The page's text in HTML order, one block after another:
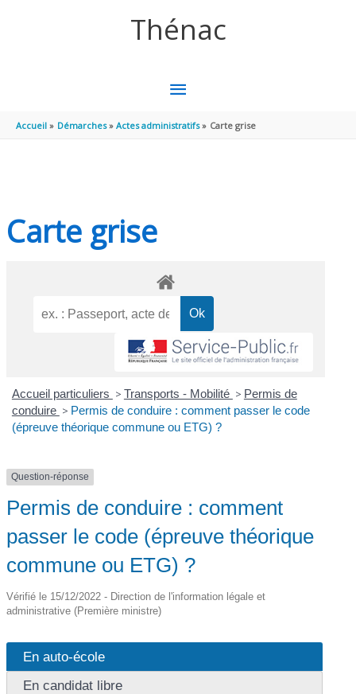
Thénac
MENU
PRINCIPAL
Accueil Démarches Actes administratifs Carte grise
Carte grise
Accueil particuliers > Transports - Mobilité > Permis de
conduire > Permis de conduire : comment passer le code
(épreuve théorique commune ou ETG) ?
Question-réponse
Permis de conduire : comment
passer le code (épreuve théorique
commune ou ETG) ?
Vérifié le 15/12/2022 - Direction de l'information légale et
administrative (Première ministre)
En auto-école
En candidat libre